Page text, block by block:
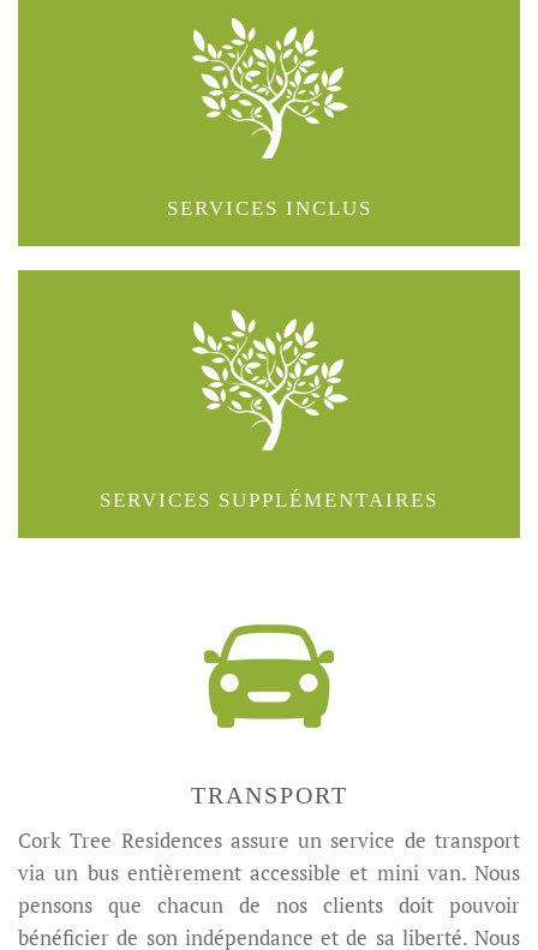
SERVICES INCLUS
SERVICES SUPPLÉMENTAIRES
TRANSPORT
Cork Tree Residences assure un service de transport
via un bus entièrement accessible et mini van. Nous
pensons que chacun de nos clients doit pouvoir
bénéficier de son indépendance et de sa liberté. Nous